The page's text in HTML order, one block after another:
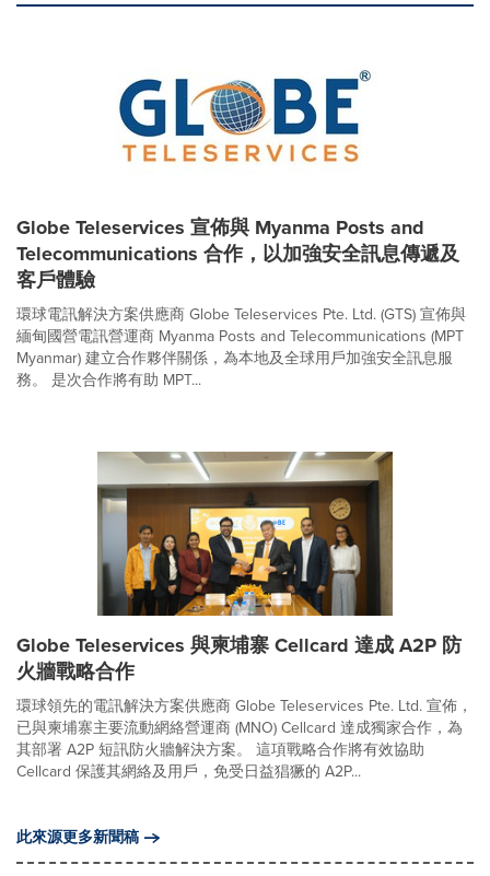
Globe Teleservices 宣佈與 Myanma Posts and
Telecommunications 合作，以加強安全訊息傳遞及
客戶體驗
環球電訊解決方案供應商 Globe Teleservices Pte. Ltd. (GTS) 宣佈與
緬甸國營電訊營運商 Myanma Posts and Telecommunications (MPT
Myanmar) 建立合作夥伴關係，為本地及全球用戶加強安全訊息服
務。 是次合作將有助 MPT...
Globe Teleservices 與柬埔寨 Cellcard 達成 A2P 防
火牆戰略合作
環球領先的電訊解決方案供應商 Globe Teleservices Pte. Ltd. 宣佈，
已與柬埔寨主要流動網絡營運商 (MNO) Cellcard 達成獨家合作，為
其部署 A2P 短訊防火牆解決方案。 這項戰略合作將有效協助
Cellcard 保護其網絡及用戶，免受日益猖獗的 A2P...
此來源更多新聞稿